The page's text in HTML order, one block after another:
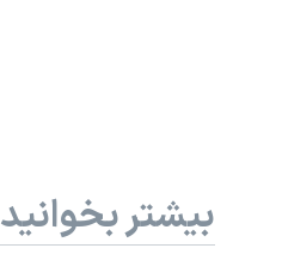
بیشتر بخوانید